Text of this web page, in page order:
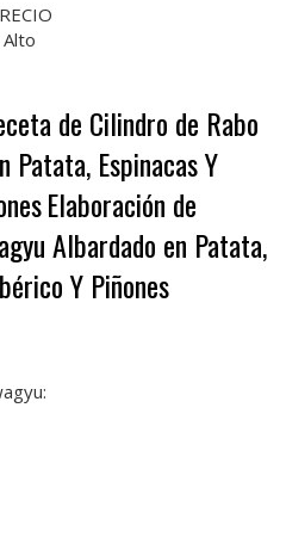
Alto
de Cilindro de Rabo
Patata, Espinacas Y
Elaboración de
Albardado en Patata,
Y Piñones